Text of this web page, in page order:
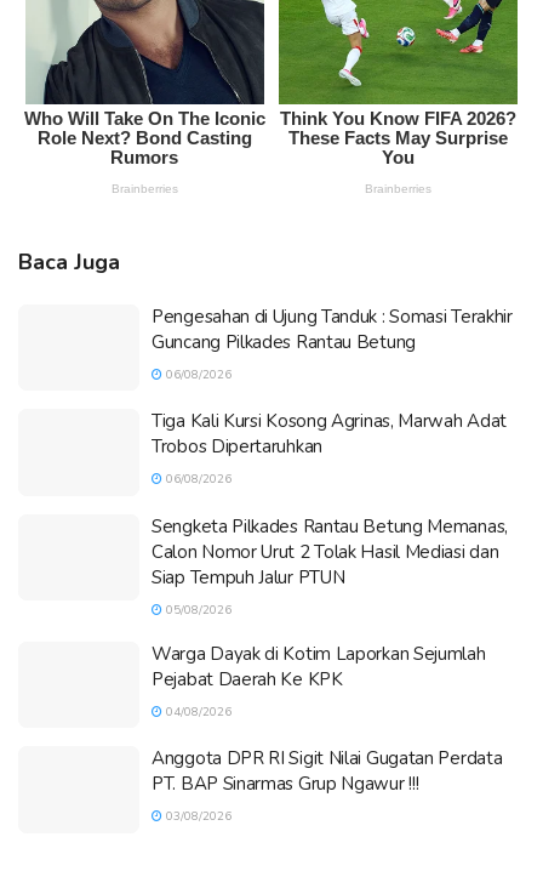
Baca Juga
Pengesahan di Ujung Tanduk : Somasi Terakhir
Guncang Pilkades Rantau Betung
06/08/2026
Tiga Kali Kursi Kosong Agrinas, Marwah Adat
Trobos Dipertaruhkan
06/08/2026
Sengketa Pilkades Rantau Betung Memanas,
Calon Nomor Urut 2 Tolak Hasil Mediasi dan
Siap Tempuh Jalur PTUN
05/08/2026
Warga Dayak di Kotim Laporkan Sejumlah
Pejabat Daerah Ke KPK
04/08/2026
Anggota DPR RI Sigit Nilai Gugatan Perdata
PT. BAP Sinarmas Grup Ngawur !!!
03/08/2026